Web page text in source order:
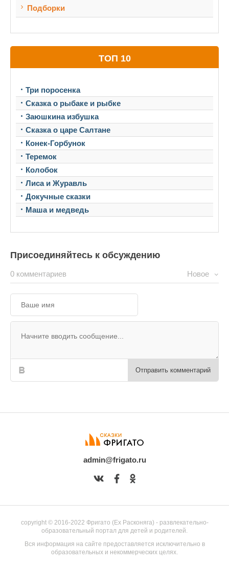
Подборки
ТОП 10
Три поросенка
Сказка о рыбаке и рыбке
Заюшкина избушка
Сказка о царе Салтане
Конек-Горбунок
Теремок
Колобок
Лиса и Журавль
Докучные сказки
Маша и медведь
Присоединяйтесь к обсуждению
0 комментариев Новое
Отправить комментарий
admin@frigato.ru
copyright © 2016-2022 Фригато (Ex Расконяга) - развлекательно-
образовательный портал для детей и родителей.
Вся информация на сайте предоставляется исключительно в
образовательных и некоммерческих целях.